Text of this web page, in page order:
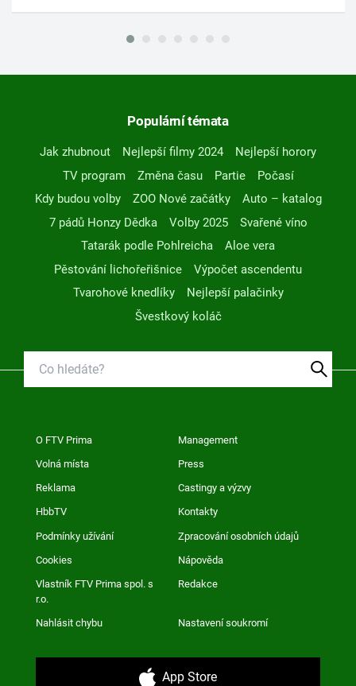
Populární témata
Jak zhubnout Nejlepší filmy 2024
Nejlepší horory
TV program
Změna času Partie
Počasí
Kdy budou volby
ZOO Nové začátky
Auto – katalog
7 pádů Honzy Dědka
Volby 2025
Svařené víno
Tatarák podle Pohlreicha
Aloe vera
Pěstování lichořeřišnice
Výpočet ascendentu
Tvarohové knedlíky
Nejlepší palačinky
Švestkový koláč
O FTV Prima Management
Volná místa Press
Reklama Castingy a výzvy
HbbTV Kontakty
Podmínky užívání Zpracování osobních údajů
Cookies Nápověda
Vlastník FTV Prima spol. s
r.o.
Redakce
Nahlásit chybu Nastavení soukromí
App Store